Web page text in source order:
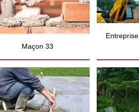
Maçon 33